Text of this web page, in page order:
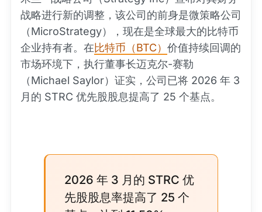
战略进行新的调整，该公司的前身是微策略公司
（MicroStrategy），现在是全球最大的比特币
企业持有者。在比特币（BTC） 价值持续回调的
市场环境下，执行董事长迈克尔-赛勒
（Michael Saylor）证实，公司已将 2026 年 3
月的 STRC 优先股股息提高了 25 个基点。
2026 年 3 月的 STRC 优
先股股息率提高了 25 个